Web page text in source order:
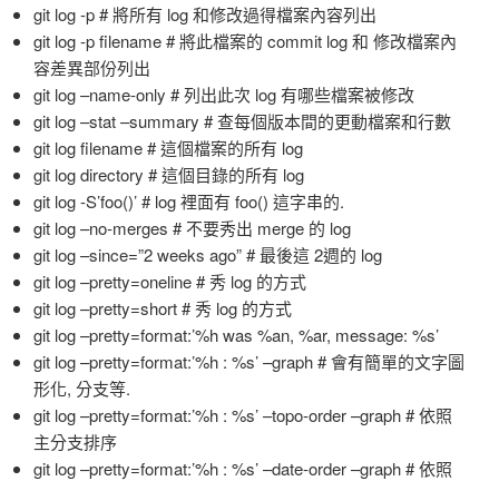
git log -p # 將所有 log 和修改過得檔案內容列出
git log -p filename # 將此檔案的 commit log 和 修改檔案內
容差異部份列出
git log –name-only # 列出此次 log 有哪些檔案被修改
git log –stat –summary # 查每個版本間的更動檔案和行數
git log filename # 這個檔案的所有 log
git log directory # 這個目錄的所有 log
git log -S’foo()’ # log 裡面有 foo() 這字串的.
git log –no-merges # 不要秀出 merge 的 log
git log –since=”2 weeks ago” # 最後這 2週的 log
git log –pretty=oneline # 秀 log 的方式
git log –pretty=short # 秀 log 的方式
git log –pretty=format:’%h was %an, %ar, message: %s’
git log –pretty=format:’%h : %s’ –graph # 會有簡單的文字圖
形化, 分支等.
git log –pretty=format:’%h : %s’ –topo-order –graph # 依照
主分支排序
git log –pretty=format:’%h : %s’ –date-order –graph # 依照